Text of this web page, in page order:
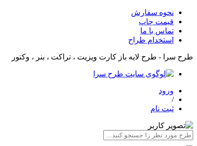
نحوه سفارش
قیمت چاپ
تماس با ما
استخدام طراح
طرح سرا - طرح لایه باز کارت ویزیت ، تراکت ، بنر ، وکتور
ورود
/
ثبت نام